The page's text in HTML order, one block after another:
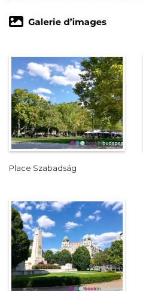
Place Szabadság